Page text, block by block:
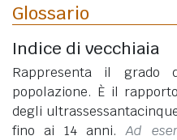
Glossario
Indice di vecchiaia
Rappresenta il grado
popolazione. È il
degli
fino ai 14 anni.Ad